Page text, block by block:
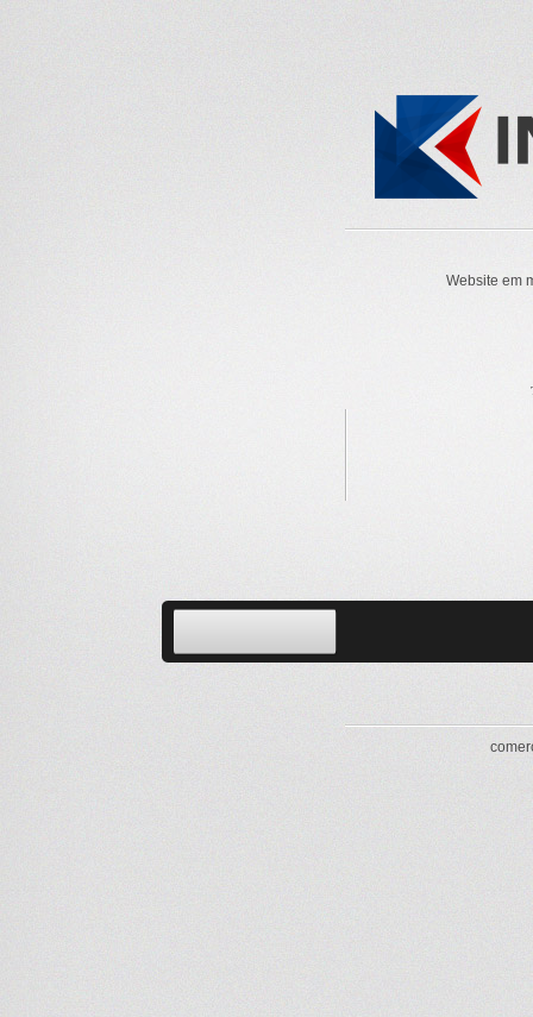
Website em